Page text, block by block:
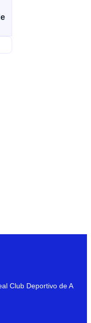
Club Deportivo de A